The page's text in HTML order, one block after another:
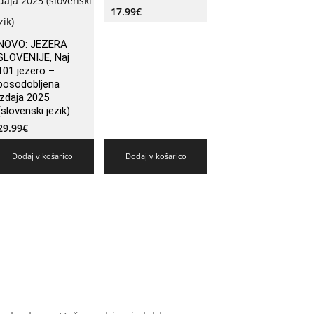
JEZERA
Naj
jezero –
2025
jezik)
€
Dodaj v košarico
17.99€
Dodaj v košarico